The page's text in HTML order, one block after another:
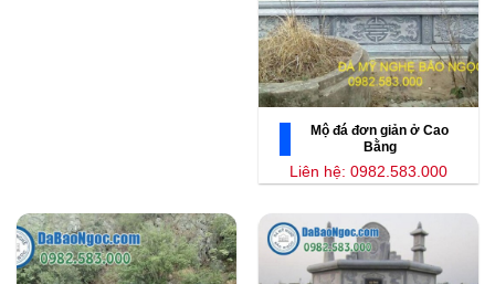
Mộ đá đơn giản ở Cao
Bằng
Liên hệ: 0982.583.000